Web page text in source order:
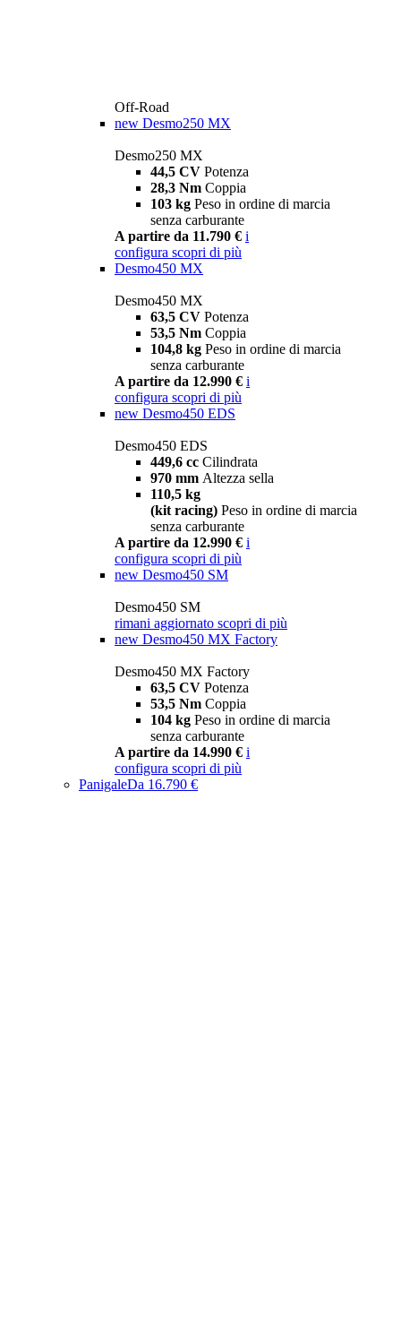
Off-Road
new Desmo250 MX
Desmo250 MX
44,5 CV Potenza
28,3 Nm Coppia
103 kg Peso in ordine di marcia
senza carburante
A partire da 11.790 € i
configura scopri di più
Desmo450 MX
Desmo450 MX
63,5 CV Potenza
53,5 Nm Coppia
104,8 kg Peso in ordine di marcia
senza carburante
A partire da 12.990 € i
configura scopri di più
new Desmo450 EDS
Desmo450 EDS
449,6 cc Cilindrata
970 mm Altezza sella
110,5 kg
(kit racing) Peso in ordine di marcia
senza carburante
A partire da 12.990 € i
configura scopri di più
new Desmo450 SM
Desmo450 SM
rimani aggiornato scopri di più
new Desmo450 MX Factory
Desmo450 MX Factory
63,5 CV Potenza
53,5 Nm Coppia
104 kg Peso in ordine di marcia
senza carburante
A partire da 14.990 € i
configura scopri di più
PanigaleDa 16.790 €